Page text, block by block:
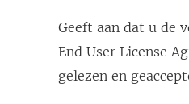
Geeft aan dat u de
End User License
gelezen en